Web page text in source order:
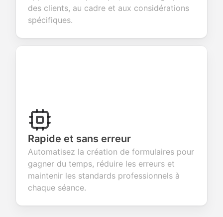
des clients, au cadre et aux considérations
spécifiques.
Rapide et sans erreur
Automatisez la création de formulaires pour
gagner du temps, réduire les erreurs et
maintenir les standards professionnels à
chaque séance.